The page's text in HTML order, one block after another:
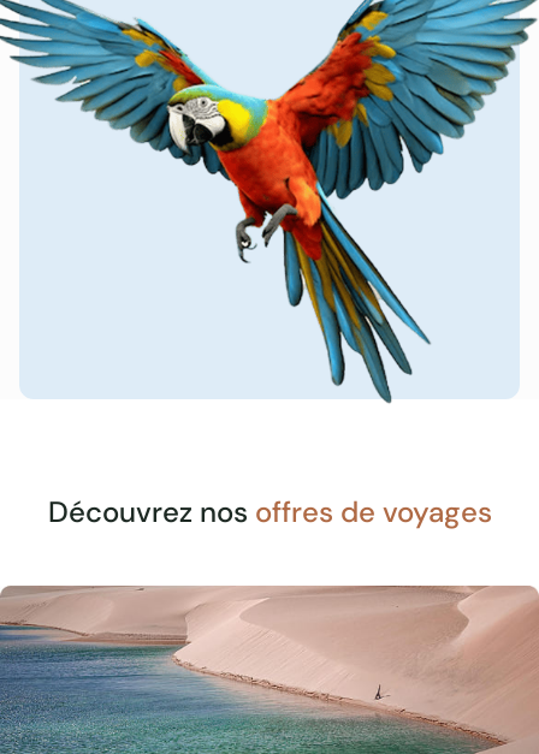
Découvrez nos offres de voyages